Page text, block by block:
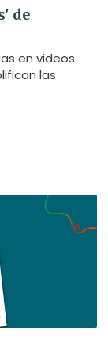
de
en videos
las